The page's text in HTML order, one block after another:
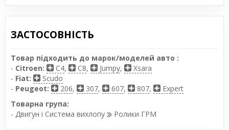
ЗАСТОСОВНІСТЬ
Товар підходить до марок/моделей авто :
- Citroen: C4, C8, Jumpy,
Xsara
- Fiat:
Scudo
- Peugeot: 206, 307, 607, 807,
Expert
Товарна група:
- Двигун і Система вихлопу
Ролики ГРМ